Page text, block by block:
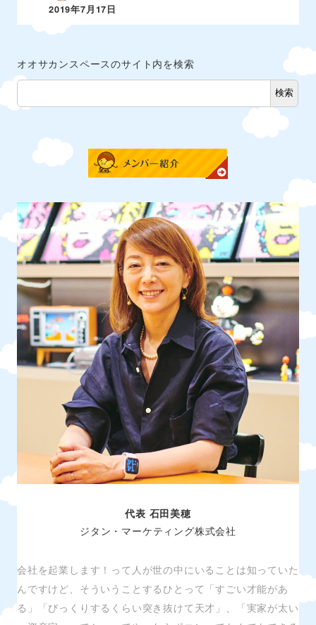
2019年7月17日
オオサカンスペースのサイト内を検索
検索
代表 石田美穂
ジタン・マーケティング株式会社
会社を起業します！って人が世の中にいることは知っていた
んですけど、そういうことするひとって「すごい才能があ
る」「びっくりするくらい突き抜けて天才」、「実家が太い